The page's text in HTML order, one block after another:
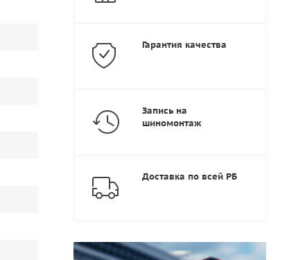
Гарантия качества
Запись на
шиномонтаж
Доставка по всей РБ